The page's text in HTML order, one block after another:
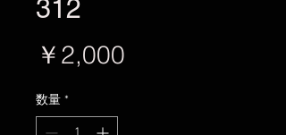
312
￥2,000
数量 *